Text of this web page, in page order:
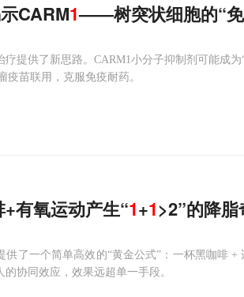
CARM1——树突状细胞的“免
提供了新思路。CARM1小分子抑制剂可能成
疫苗联用，克服免疫耐药。
有氧运动产生“1+1>2”的降
供了一个简单高效的“黄金公式”：一杯黑咖啡
协同效应，效果远超单一手段。